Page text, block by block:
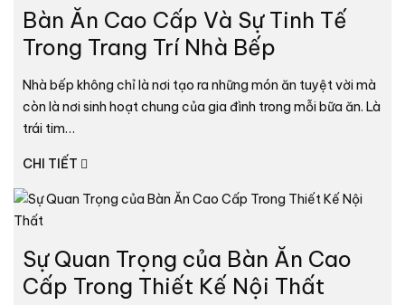
Bàn Ăn Cao Cấp Và Sự Tinh Tế
Trong Trang Trí Nhà Bếp
Nhà bếp không chỉ là nơi tạo ra những món ăn tuyệt vời mà
còn là nơi sinh hoạt chung của gia đình trong mỗi bữa ăn. Là
trái tim…
CHI TIẾT
Sự Quan Trọng của Bàn Ăn Cao
Cấp Trong Thiết Kế Nội Thất